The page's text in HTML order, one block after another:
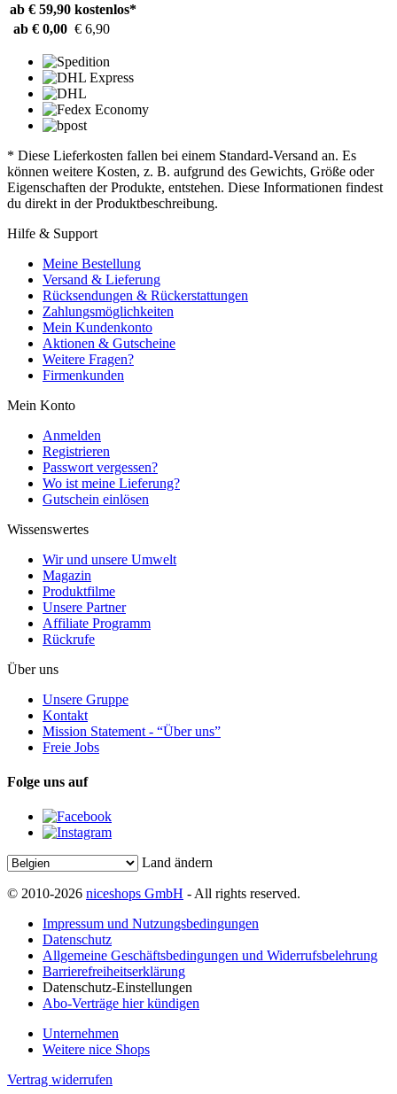
ab € 59,90 kostenlos*
ab € 0,00 € 6,90
* Diese Lieferkosten fallen bei einem Standard-Versand an. Es
können weitere Kosten, z. B. aufgrund des Gewichts, Größe oder
Eigenschaften der Produkte, entstehen. Diese Informationen findest
du direkt in der Produktbeschreibung.
Hilfe & Support
Meine Bestellung
Versand & Lieferung
Rücksendungen & Rückerstattungen
Zahlungsmöglichkeiten
Mein Kundenkonto
Aktionen & Gutscheine
Weitere Fragen?
Firmenkunden
Mein Konto
Anmelden
Registrieren
Passwort vergessen?
Wo ist meine Lieferung?
Gutschein einlösen
Wissenswertes
Wir und unsere Umwelt
Magazin
Produktfilme
Unsere Partner
Affiliate Programm
Rückrufe
Über uns
Unsere Gruppe
Kontakt
Mission Statement - “Über uns”
Freie Jobs
Folge uns auf
Land ändern
© 2010-2026 niceshops GmbH - All rights reserved.
Impressum und Nutzungsbedingungen
Datenschutz
Allgemeine Geschäftsbedingungen und Widerrufsbelehrung
Barrierefreiheitserklärung
Datenschutz-Einstellungen
Abo-Verträge hier kündigen
Unternehmen
Weitere nice Shops
Vertrag widerrufen